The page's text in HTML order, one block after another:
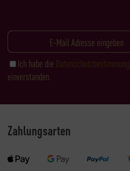
Ich habe die
einverstanden.
Zahlungsarten